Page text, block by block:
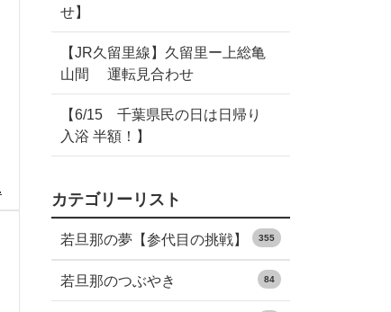
せ】
【JR久留里線】久留里ー上総亀
山間 運転見合わせ
【6/15 千葉県民の日は日帰り
入浴 半額！】
カテゴリーリスト
若旦那の夢【参代目の挑戦】 355
若旦那のつぶやき 84